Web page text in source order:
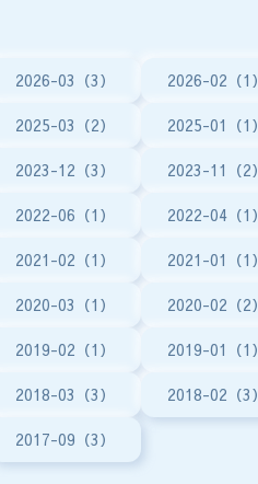
2026-03（3） 2026-02（1）
2025-03（2） 2025-01（1）
2023-12（3） 2023-11（2）
2022-06（1） 2022-04（1）
2021-02（1） 2021-01（1）
2020-03（1） 2020-02（2）
2019-02（1） 2019-01（1）
2018-03（3） 2018-02（3）
2017-09（3）